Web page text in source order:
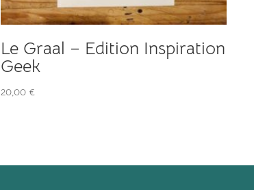
Le Graal – Edition Inspiration
Geek
20,00 €